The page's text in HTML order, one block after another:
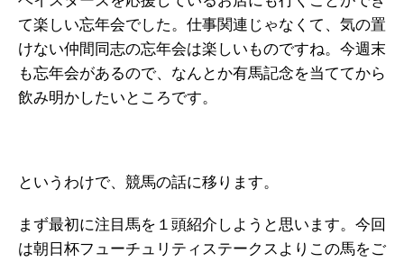
て楽しい忘年会でした。仕事関連じゃなくて、気の置
けない仲間同志の忘年会は楽しいものですね。今週末
も忘年会があるので、なんとか有馬記念を当ててから
飲み明かしたいところです。
というわけで、競馬の話に移ります。
まず最初に注目馬を１頭紹介しようと思います。今回
は朝日杯フューチュリティステークスよりこの馬をご